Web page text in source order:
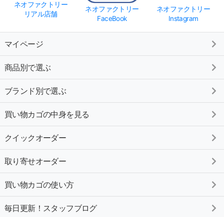
ネオファクトリー
リアル店舗
ネオファクトリー
FaceBook
ネオファクトリー
Instagram
マイページ
商品別で選ぶ
ブランド別で選ぶ
買い物カゴの中身を見る
クイックオーダー
取り寄せオーダー
買い物カゴの使い方
毎日更新！スタッフブログ